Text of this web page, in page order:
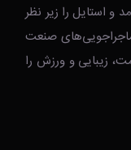
و استایل را زیر نظر
ماجراجویی‌های صنعت
زیبایی و ورزش را